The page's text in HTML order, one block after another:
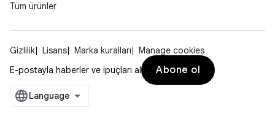
Tüm ürünler
Gizlilik Lisans Marka kuralları
Manage cookies
E-postayla haberler ve ipuçları al
Abone ol